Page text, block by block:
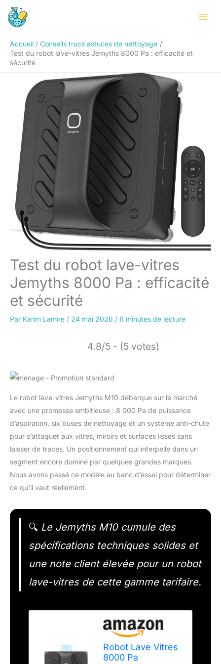
Aller
Accueil
Conseils trucs astuces de nettoyage
Test du robot lave-vitres Jemyths 8000 Pa : efficacité et
sécurité
Test du robot lave-vitres
Jemyths 8000 Pa : efficacité
et sécurité
Par Karim Lamire / 24 mai 2026 / 6 minutes de lecture
4.8/5 - (5 votes)
Le robot lave-vitres Jemyths M10 débarque sur le marché
avec une promesse ambitieuse : 8 000 Pa de puissance
d’aspiration, six buses de nettoyage et un système anti-chute
pour s’attaquer aux vitres, miroirs et surfaces lisses sans
laisser de traces. Un positionnement qui interpelle dans un
segment encore dominé par quelques grandes marques.
Nous avons passé ce modèle au banc d’essai pour déterminer
ce qu’il vaut réellement.
🔍 Le Jemyths M10 cumule des
spécifications techniques solides et
une note client élevée pour un robot
lave-vitres de cette gamme tarifaire.
Robot Lave Vitres
8000 Pa
Rechercher